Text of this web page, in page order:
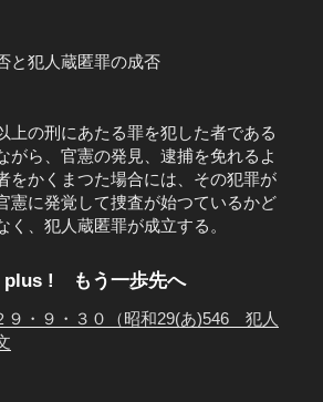
と犯人蔵匿罪の成否
上の刑にあたる罪を犯した者である
がら、官憲の発見、逮捕を免れるよ
をかくまつた場合には、その犯罪が
憲に発覚して捜査が始つているかど
く、犯人蔵匿罪が成立する。
plus ! もう一歩先へ
９・９・３０（昭和29(あ)546 犯人